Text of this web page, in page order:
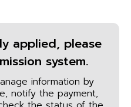
applied, please
system.
information by
notify the payment,